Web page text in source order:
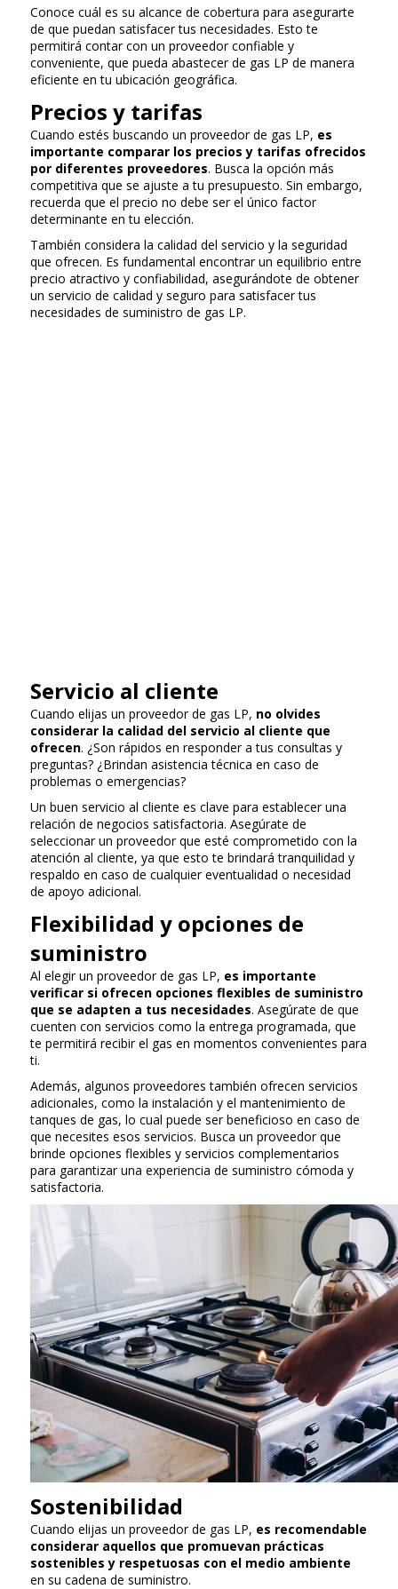
Conoce cuál es su alcance de cobertura para asegurarte
de que puedan satisfacer tus necesidades. Esto te
permitirá contar con un proveedor confiable y
conveniente, que pueda abastecer de gas LP de manera
eficiente en tu ubicación geográfica.
Precios y tarifas
Cuando estés buscando un proveedor de gas LP, es
importante comparar los precios y tarifas ofrecidos
por diferentes proveedores. Busca la opción más
competitiva que se ajuste a tu presupuesto. Sin embargo,
recuerda que el precio no debe ser el único factor
determinante en tu elección.
También considera la calidad del servicio y la seguridad
que ofrecen. Es fundamental encontrar un equilibrio entre
precio atractivo y confiabilidad, asegurándote de obtener
un servicio de calidad y seguro para satisfacer tus
necesidades de suministro de gas LP.
Servicio al cliente
Cuando elijas un proveedor de gas LP, no olvides
considerar la calidad del servicio al cliente que
ofrecen. ¿Son rápidos en responder a tus consultas y
preguntas? ¿Brindan asistencia técnica en caso de
problemas o emergencias?
Un buen servicio al cliente es clave para establecer una
relación de negocios satisfactoria. Asegúrate de
seleccionar un proveedor que esté comprometido con la
atención al cliente, ya que esto te brindará tranquilidad y
respaldo en caso de cualquier eventualidad o necesidad
de apoyo adicional.
Flexibilidad y opciones de
suministro
Al elegir un proveedor de gas LP, es importante
verificar si ofrecen opciones flexibles de suministro
que se adapten a tus necesidades. Asegúrate de que
cuenten con servicios como la entrega programada, que
te permitirá recibir el gas en momentos convenientes para
ti.
Además, algunos proveedores también ofrecen servicios
adicionales, como la instalación y el mantenimiento de
tanques de gas, lo cual puede ser beneficioso en caso de
que necesites esos servicios. Busca un proveedor que
brinde opciones flexibles y servicios complementarios
para garantizar una experiencia de suministro cómoda y
satisfactoria.
Sostenibilidad
Cuando elijas un proveedor de gas LP, es recomendable
considerar aquellos que promuevan prácticas
sostenibles y respetuosas con el medio ambiente
en su cadena de suministro.